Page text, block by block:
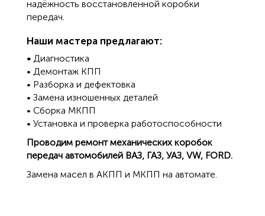
надёжность восстановленной коробки
передач.
Наши мастера предлагают:
• Диагностика
• Демонтаж КПП
• Разборка и дефектовка
• Замена изношенных деталей
• Сборка МКПП
• Установка и проверка работоспособности
Проводим ремонт механических коробок
передач автомобилей ВАЗ, ГАЗ, УАЗ, VW, FORD.
Замена масел в АКПП и МКПП на автомате.